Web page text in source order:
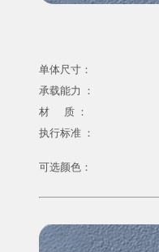
单体尺寸：
承载能力 ：
材 质 ：
执行标准 ：
可选颜色：